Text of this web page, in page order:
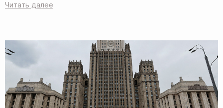
Читать далее